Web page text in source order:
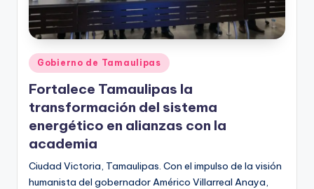
Publicado
en
Gobierno de Tamaulipas
Fortalece Tamaulipas la
transformación del sistema
energético en alianzas con la
academia
Ciudad Victoria, Tamaulipas. Con el impulso de la visión
humanista del gobernador Américo Villarreal Anaya,